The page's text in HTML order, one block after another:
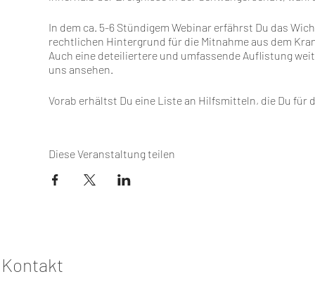
In dem ca. 5-6 Stündigem Webinar erfährst Du das
rechtlichen Hintergrund für die Mitnahme aus dem
Auch eine deteiliertere und umfassende Auflistung
uns ansehen.
Vorab erhältst Du eine Liste an Hilfsmitteln, die Du für
und Materialien für die Belgietung von Eltern ergänzt.
Dieser Kurs ist für Hebammen,
Überraschung.
Diese Veranstaltung teilen
Kontakt